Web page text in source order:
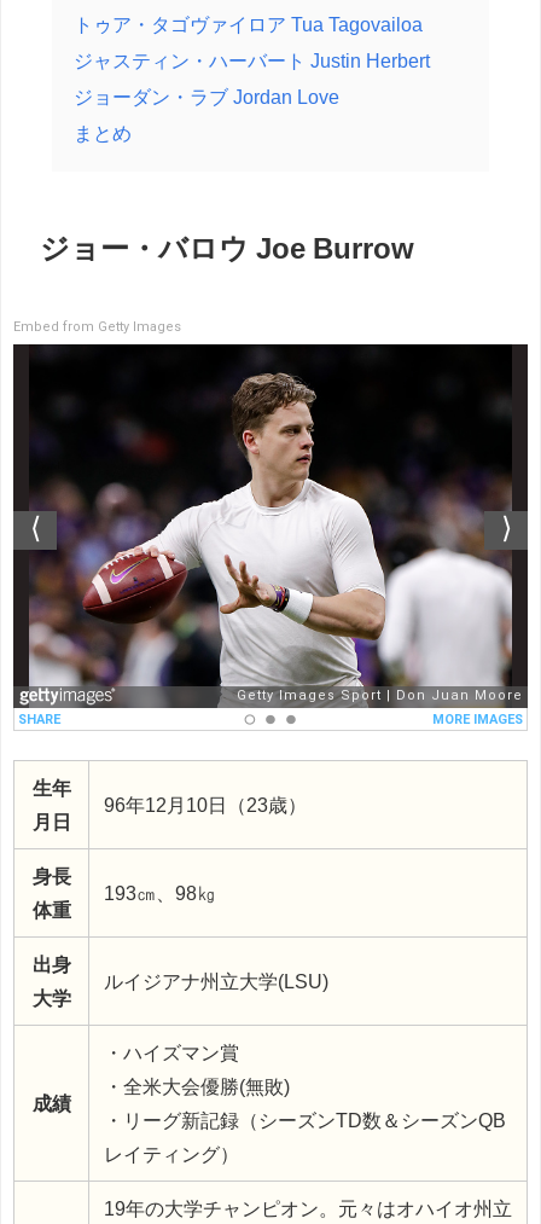
トゥア・タゴヴァイロア Tua Tagovailoa
ジャスティン・ハーバート Justin Herbert
ジョーダン・ラブ Jordan Love
まとめ
ジョー・バロウ Joe Burrow
Embed from Getty Images
生年
月日
96年12月10日（23歳）
身長
体重
193㎝、98㎏
出身
大学
ルイジアナ州立大学(LSU)
成績
・ハイズマン賞
・全米大会優勝(無敗)
・リーグ新記録（シーズンTD数＆シーズンQB
レイティング）
19年の大学チャンピオン。元々はオハイオ州立